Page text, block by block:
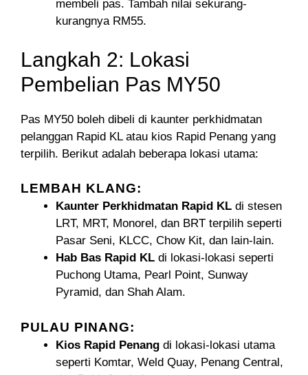
membeli pas. Tambah nilai sekurang-
kurangnya RM55.
Langkah 2: Lokasi
Pembelian Pas MY50
Pas MY50 boleh dibeli di kaunter perkhidmatan
pelanggan Rapid KL atau kios Rapid Penang yang
terpilih. Berikut adalah beberapa lokasi utama:
LEMBAH KLANG:
Kaunter Perkhidmatan Rapid KL di stesen
LRT, MRT, Monorel, dan BRT terpilih seperti
Pasar Seni, KLCC, Chow Kit, dan lain-lain.
Hab Bas Rapid KL di lokasi-lokasi seperti
Puchong Utama, Pearl Point, Sunway
Pyramid, dan Shah Alam.
PULAU PINANG:
Kios Rapid Penang di lokasi-lokasi utama
seperti Komtar, Weld Quay, Penang Central,